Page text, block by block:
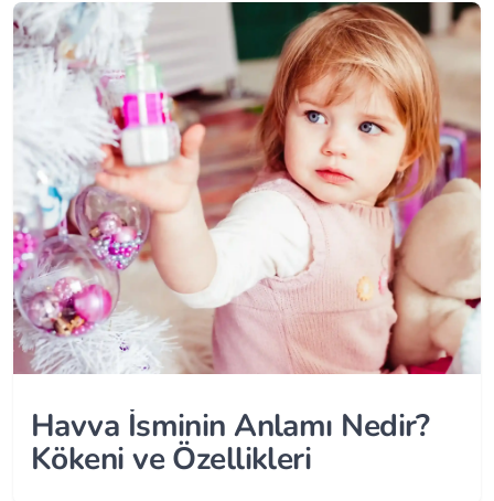
Havva İsminin Anlamı Nedir?
Kökeni ve Özellikleri